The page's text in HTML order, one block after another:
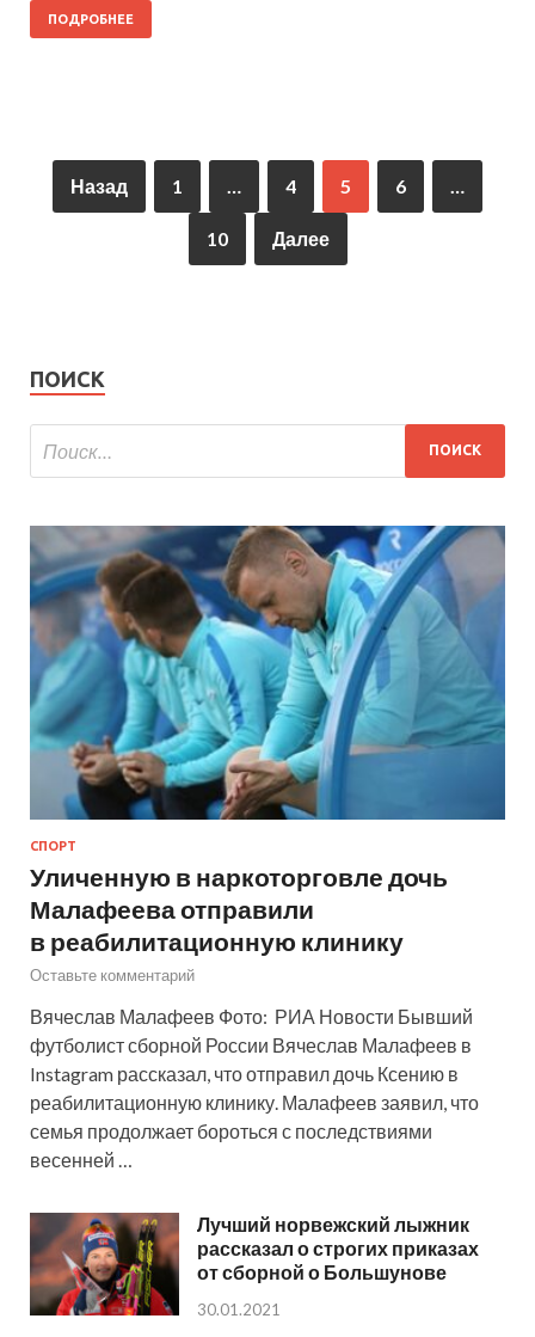
ПОДРОБНЕЕ
Назад 1 4 5 6
10 Далее
ПОИСК
СПОРТ
Уличенную в наркоторговле дочь
Малафеева отправили
в реабилитационную клинику
Оставьте комментарий
Вячеслав Малафеев Фото: РИА Новости Бывший
футболист сборной России Вячеслав Малафеев в
Instagram рассказал, что отправил дочь Ксению в
реабилитационную клинику. Малафеев заявил, что
семья продолжает бороться с последствиями
весенней …
Лучший норвежский лыжник
рассказал о строгих приказах
от сборной о Большунове
30.01.2021